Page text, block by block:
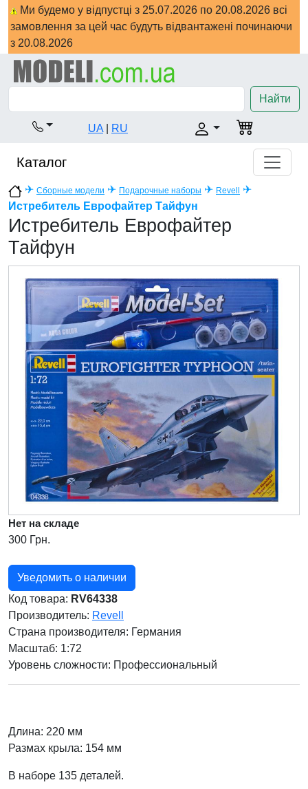
Ми будемо у відпустці з 25.07.2026 по 20.08.2026 всі
замовлення за цей час будуть відвантажені починаючи
з 20.08.2026
Найти
UA RU
Каталог
✈ Сборные модели ✈ Подарочные наборы ✈ Revell
✈
Истребитель Еврофайтер Тайфун
Истребитель Еврофайтер
Тайфун
Нет на складе
300 Грн.
Уведомить о наличии
Код товара: RV64338
Производитель: Revell
Страна производителя: Германия
Масштаб: 1:72
Уровень сложности: Профессиональный
Длина: 220 мм
Размах крыла: 154 мм
В наборе 135 деталей.